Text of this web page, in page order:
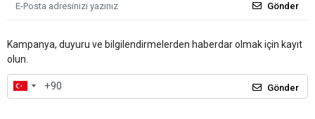
Gönder
Kampanya, duyuru ve bilgilendirmelerden haberdar olmak için kayıt
olun.
Gönder